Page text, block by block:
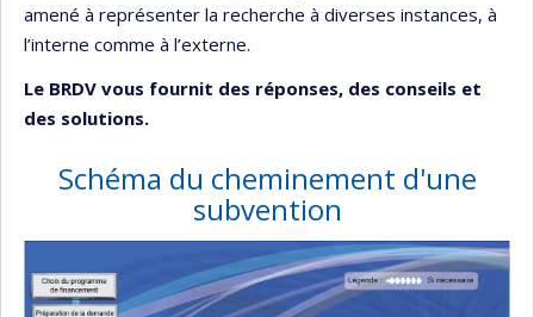
amené à représenter la recherche à diverses instances, à
l’interne comme à l’externe.
Le BRDV vous fournit des réponses, des conseils et
des solutions.
Schéma du cheminement d'une
subvention